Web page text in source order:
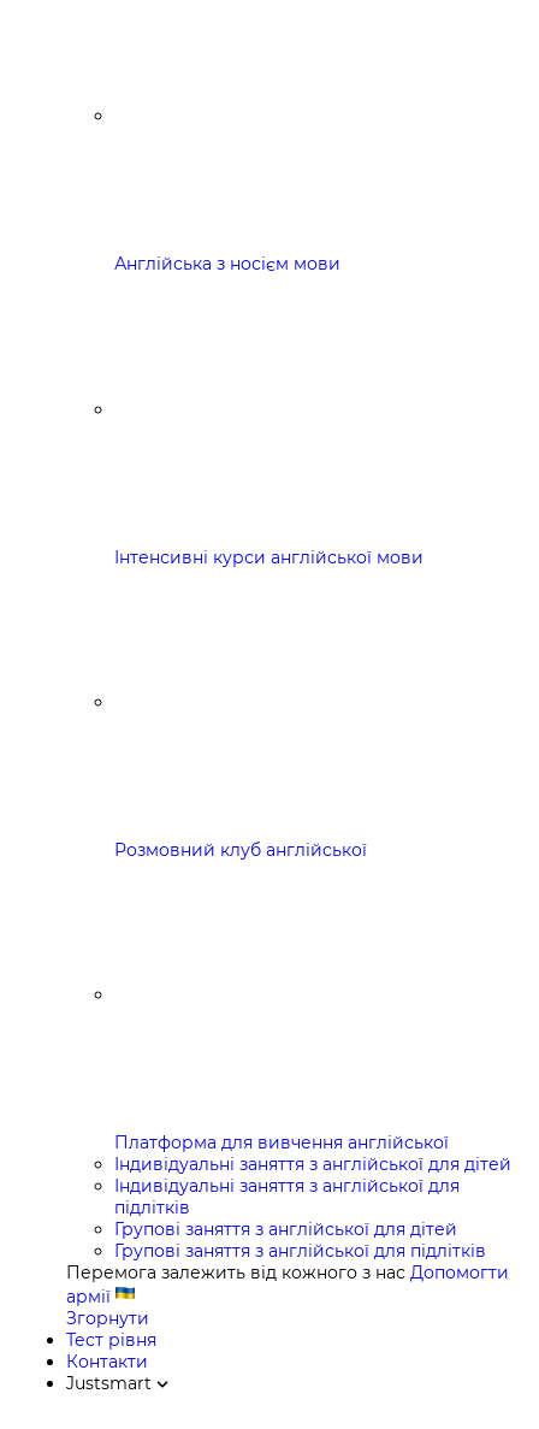
Англійська з носієм мови
Інтенсивні курси англійської мови
Розмовний клуб англійської
Платформа для вивчення англійської
Індивідуальні заняття з англійської для дітей
Індивідуальні заняття з англійської для
підлітків
Групові заняття з англійської для дітей
Групові заняття з англійської для підлітків
Перемога залежить від кожного з нас Допомогти
армії
Згорнути
Тест рівня
Контакти
Justsmart